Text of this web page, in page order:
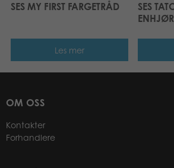
SES MY FIRST FARGETRÅD
Les mer
SES
OM OSS
Kontakter
Forhandlere